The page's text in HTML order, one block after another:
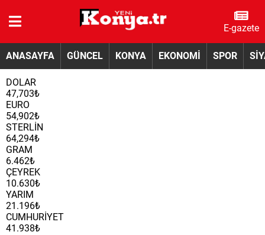
E-gazete
ANASAYFA GÜNCEL KONYA EKONOMİ SPOR
DOLAR
47,703₺
EURO
54,902₺
STERLİN
64,294₺
GRAM
6.462₺
ÇEYREK
10.630₺
YARIM
21.196₺
CUMHURİYET
41.938₺